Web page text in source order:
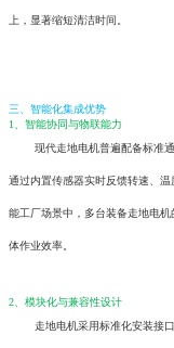
上，显著缩短清洁时间。
三、智能化集成优势
1、智能协同与物联能力
现代走地电机普遍配备标准通
通过内置传感器实时反馈转速、
能工厂场景中，多台装备走地电
体作业效率。
2、模块化与兼容性设计
走地电机采用标准化安装接口